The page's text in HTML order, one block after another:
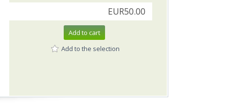
EUR50.00
Add to cart
Add to the selection